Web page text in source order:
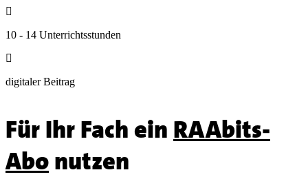

10 - 14 Unterrichtsstunden

digitaler Beitrag
Für Ihr Fach ein RAAbits-
Abonutzen